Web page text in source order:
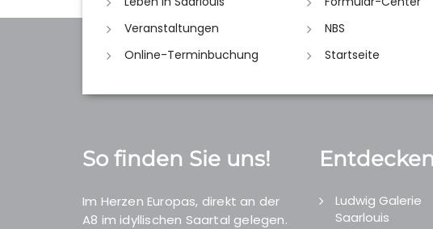
Veranstaltungen
NBS
Online-Terminbuchung
Startseite
So finden Sie uns!
Im Herzen Europas, direkt an der
A8 im idyllischen Saartal gelegen.
Entdecken
Ludwig Galerie
Saarlouis